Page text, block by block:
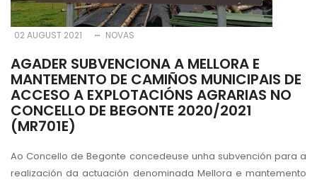
02 AUGUST 2021 NOVAS
AGADER SUBVENCIONA A MELLORA E
MANTEMENTO DE CAMIÑOS MUNICIPAIS DE
ACCESO A EXPLOTACIÓNS AGRARIAS NO
CONCELLO DE BEGONTE 2020/2021
(MR701E)
Ao Concello de Begonte concedeuse unha subvención para a
realización da actuación denominada Mellora e mantemento